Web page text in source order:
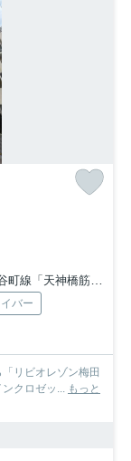
天神橋筋六丁目」駅 徒歩5分
バー
リビオレゾン梅田
クロゼッ... もっと